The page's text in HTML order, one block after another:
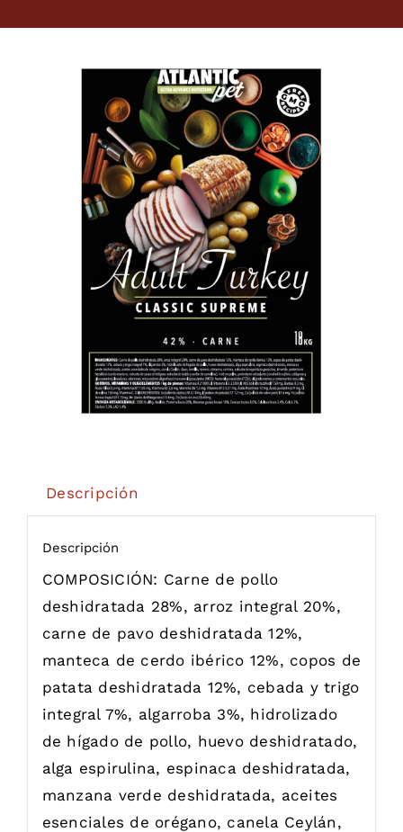
Antiparasitarios
Super Ofertas
Descripción
Descripción
COMPOSICIÓN: Carne de pollo
deshidratada 28%, arroz integral 20%,
carne de pavo deshidratada 12%,
manteca de cerdo ibérico 12%, copos de
patata deshidratada 12%, cebada y trigo
integral 7%, algarroba 3%, hidrolizado
de hígado de pollo, huevo deshidratado,
alga espirulina, espinaca deshidratada,
manzana verde deshidratada, aceites
esenciales de orégano, canela Ceylán,